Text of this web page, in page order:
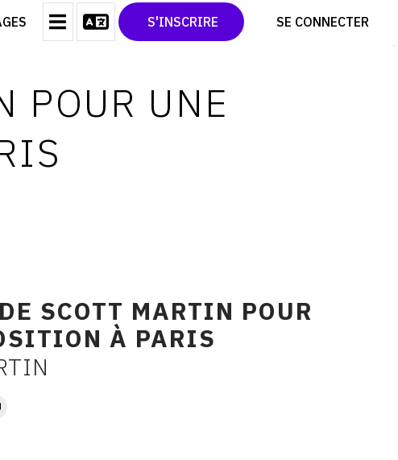
S'INSCRIRE SE CONNECTER
CONTACT
CGU
TWITTER
PINTEREST
POUR UNE
SCOTT MARTIN POUR
À PARIS